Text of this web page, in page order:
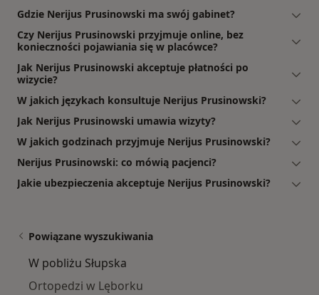
Gdzie Nerijus Prusinowski ma swój gabinet?
Czy Nerijus Prusinowski przyjmuje online, bez
konieczności pojawiania się w placówce?
Jak Nerijus Prusinowski akceptuje płatności po
wizycie?
W jakich językach konsultuje Nerijus Prusinowski?
Jak Nerijus Prusinowski umawia wizyty?
W jakich godzinach przyjmuje Nerijus Prusinowski?
Nerijus Prusinowski: co mówią pacjenci?
Jakie ubezpieczenia akceptuje Nerijus Prusinowski?
Powiązane wyszukiwania
W pobliżu Słupska
Ortopedzi w Lęborku